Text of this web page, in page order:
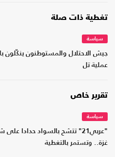
تغطية ذات صلة
سياسة
جيش الاحتلال والمستوطنون ينكّلون
عملية تل
تقرير خاص
سياسة
"عربي21" تتشح بالسواد حدادا
غزة.. وتستمر بالتغطية